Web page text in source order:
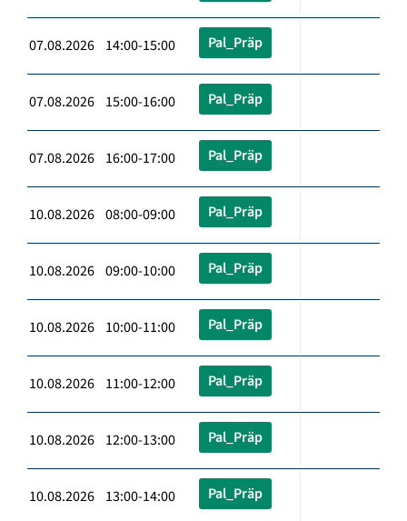
07.08.2026 14:00-15:00 Pal_Präp
07.08.2026 15:00-16:00 Pal_Präp
07.08.2026 16:00-17:00 Pal_Präp
10.08.2026 08:00-09:00 Pal_Präp
10.08.2026 09:00-10:00 Pal_Präp
10.08.2026 10:00-11:00 Pal_Präp
10.08.2026 11:00-12:00 Pal_Präp
10.08.2026 12:00-13:00 Pal_Präp
10.08.2026 13:00-14:00 Pal_Präp